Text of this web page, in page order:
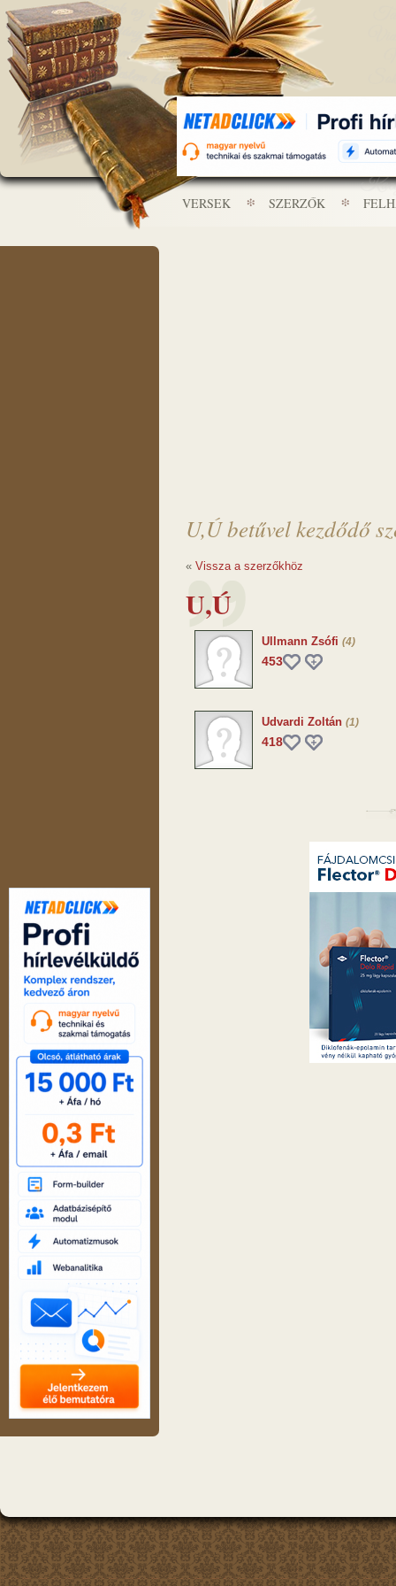
VERSEK SZERZŐK
U,Ú betűvel kezdődő
« Vissza a szerzőkhöz
U,Ú
Ullmann Zsófi (4)
453
Udvardi Zoltán (1)
418